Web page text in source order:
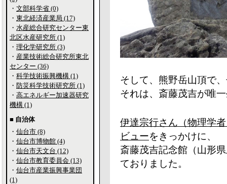
そして、熊野岳山頂で
それは、斎藤茂吉が唯
伊達宗行さん（物理学
ビューをきっかけに、
斎藤茂吉記念館（山形
ておりました。
・ 文部科学省 (0)
・ 東北経済産業局 (17)
・ 水産総合研究センター東
北区水産研究所 (1)
・ 理化学研究所 (3)
・ 産業技術総合研究所東北
センター (36)
・ 科学技術振興機構 (1)
・ 防災科学技術研究所 (1)
・ 高エネルギー加速器研究
機構 (1)
■ 自治体
・ 仙台市 (8)
・ 仙台市博物館 (4)
・ 仙台市天文台 (12)
・ 仙台市教育委員会 (13)
・ 仙台市産業振興事業団
(1)